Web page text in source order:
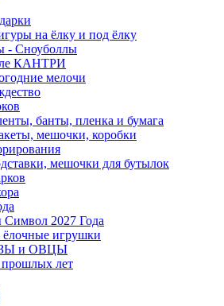
на ёлку и под ёлку
- Сноуболлы
КАНТРИ
мелочи
банты, пленка и бумага
мешочки, коробки
мешочки для бутылок
2027 Года
игрушки
и ОВЦЫ
лет